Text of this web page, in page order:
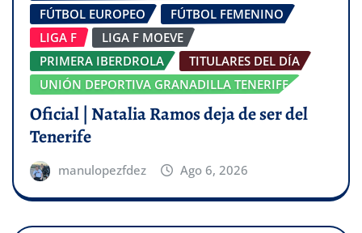
FÚTBOL EUROPEO
FÚTBOL FEMENINO
LIGA F
LIGA F MOEVE
PRIMERA IBERDROLA
TITULARES DEL DÍA
UNIÓN DEPORTIVA GRANADILLA TENERIFE
Oficial | Natalia Ramos deja de ser del
Tenerife
manulopezfdez Ago 6, 2026